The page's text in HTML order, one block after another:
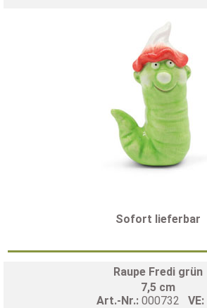
Sofort lieferbar
Raupe Fredi grün
7,5 cm
Art.-Nr.: 000732 VE: